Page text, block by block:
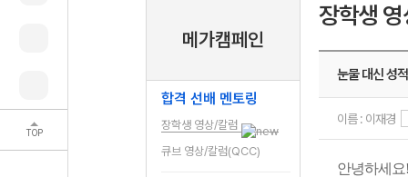
TOP
메가캠페인
합격 선배 멘토링
장학생 영상/칼럼
큐브 영상/칼럼(QCC)
장학생
눈물 대신 성적
이름 : 이재경
안녕하세